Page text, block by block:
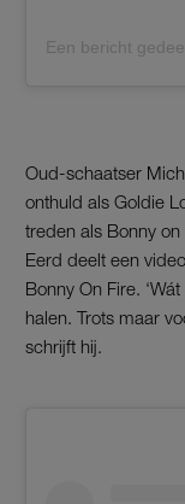
Oud-schaatser
onthuld als Goldie
treden als Bonny
Eerd deelt een
Bonny On Fire.
halen. Trots maar
schrijft hij.